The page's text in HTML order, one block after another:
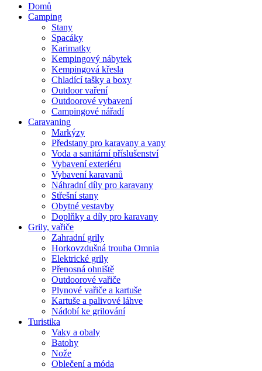
Domů
Camping
Stany
Spacáky
Karimatky
Kempingový nábytek
Kempingová křesla
Chladící tašky a boxy
Outdoor vaření
Outdoorové vybavení
Campingové nářadí
Caravaning
Markýzy
Předstany pro karavany a vany
Voda a sanitární příslušenství
Vybavení exteriéru
Vybavení karavanů
Náhradní díly pro karavany
Střešní stany
Obytné vestavby
Doplňky a díly pro karavany
Grily, vařiče
Zahradní grily
Horkovzdušná trouba Omnia
Elektrické grily
Přenosná ohniště
Outdoorové vařiče
Plynové vařiče a kartuše
Kartuše a palivové láhve
Nádobí ke grilování
Turistika
Vaky a obaly
Batohy
Nože
Oblečení a móda